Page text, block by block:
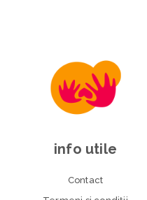
info utile
Contact